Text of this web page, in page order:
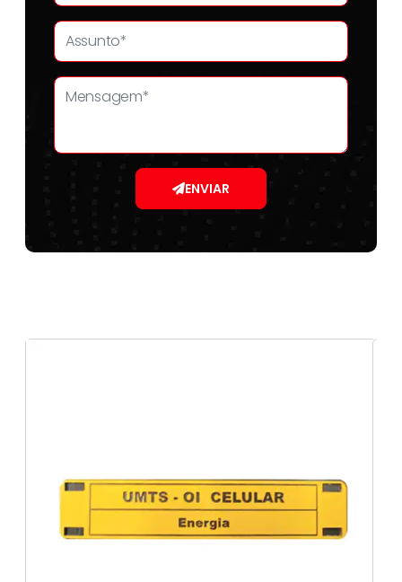
ENVIAR
Etiquetas de identificação e sinalização
Etiquetas para extintores